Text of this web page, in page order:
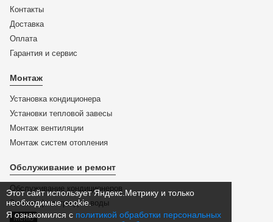
Этот сайт использует Яндекс.Метрику и только
необходимые cookie.
Я ознакомился с политикой обработки персональных
Контакты
Доставка
Оплата
Гарантия и сервис
Монтаж
Установка кондиционера
Установки тепловой завесы
Монтаж вентиляции
Монтаж систем отопления
Обслуживание и ремонт
Обслуживание кондиционеров
Замена фильтра для воды
Меню